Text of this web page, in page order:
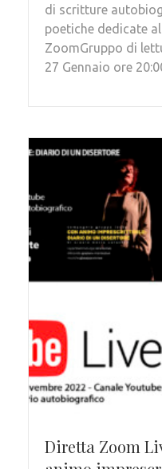
di scritture
poetiche dedicate
ZoomGruppo di
27 Gennaio ore
Diretta Zoom